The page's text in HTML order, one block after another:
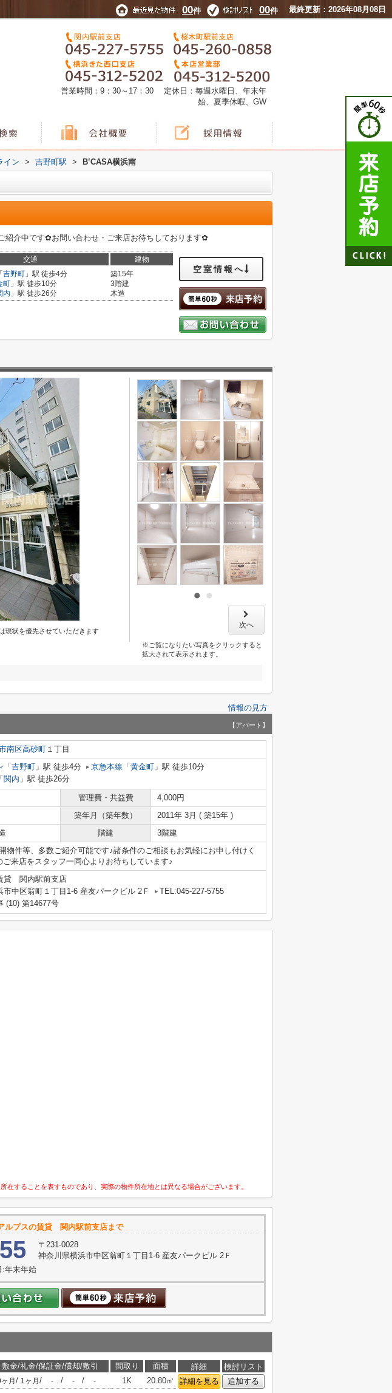
00件 00件 最終更新：2026年08月08日
営業時間：9：30～17：30 定休日：毎週水曜日、年末年
始、夏季休暇、GW
イン > 吉野町駅 > B’CASA横浜南
紹介中です✿お問い合わせ・ご来店お待ちしております✿
交通 建物
「 吉野町 」駅 徒歩4分
町 」駅 徒歩10分
内 」駅 徒歩26分
築15年
3階建
木造
空室情報へ
現状を優先させていただきます
次へ
※ご覧になりたい写真をクリックすると
拡大されて表示されます。
情報の見方
【アパート】
南区高砂町 １丁目
「 吉野町 」駅 徒歩4分 京急本線 「 黄金町 」駅 徒歩10分
「 関内 」駅 徒歩26分
管理費・共益費
4,000円
築年月（築年数）
2011年 3月 ( 築15年 )
階建 3階建
物件等、多数ご紹介可能です♪諸条件のご相談もお気軽にお申し付けく
ご来店をスタッフ一同心よりお待ちしています♪
貸 関内駅前支店
市中区翁町１丁目1-6 産友パークビル 2Ｆ
TEL:045-227-5755
(10) 第14677号
在することを表すものであり、実際の物件所在地とは異なる場合がございます。
ルプスの賃貸 関内駅前支店まで
〒231-0028
神奈川県横浜市中区翁町１丁目1-6 産友パークビル 2Ｆ
:年末年始
敷金/礼金/保証金/償却/敷引 間取り 面積 詳細
検討リスト
月 / 1ヶ月 / - / - / - 1K 20.80㎡ 詳細を見る 追加する